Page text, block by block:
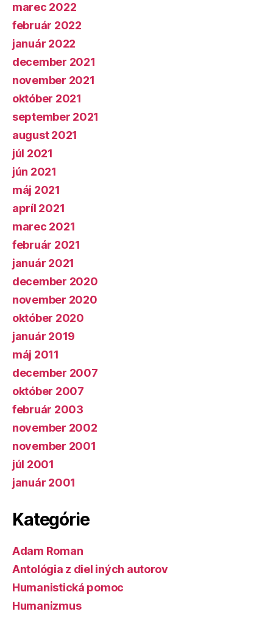
marec 2022
február 2022
január 2022
december 2021
november 2021
október 2021
september 2021
august 2021
júl 2021
jún 2021
máj 2021
apríl 2021
marec 2021
február 2021
január 2021
december 2020
november 2020
október 2020
január 2019
máj 2011
december 2007
október 2007
február 2003
november 2002
november 2001
júl 2001
január 2001
Kategórie
Adam Roman
Antológia z diel iných autorov
Humanistická pomoc
Humanizmus